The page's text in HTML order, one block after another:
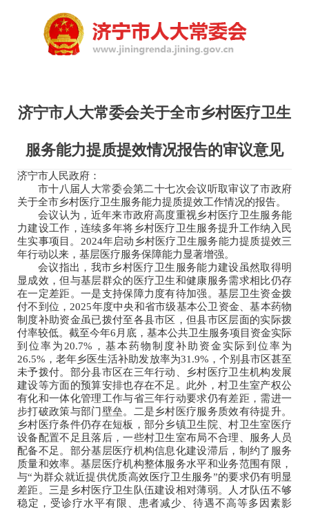
济宁市人大常委会关于全市乡村医疗卫生
服务能力提质提效情况报告的审议意见
济宁市人民政府：
市十八届人大常委会第二十七次会议听取审议了市政府
关于全市乡村医疗卫生服务能力提质提效工作情况的报告。
会议认为，近年来市政府高度重视乡村医疗卫生服务能
力建设工作，连续多年将乡村医疗卫生服务提升工作纳入民
生实事项目。2024年启动乡村医疗卫生服务能力提质提效三
年行动以来，基层医疗服务保障能力显著增强。
会议指出，我市乡村医疗卫生服务能力建设虽然取得明
显成效，但与基层群众的医疗卫生和健康服务需求相比仍存
在一定差距。一是支持保障力度有待加强。基层卫生资金拨
付不到位，2025年度中央和省市级基本公卫资金、基本药物
制度补助资金虽已拨付至各县市区，但县市区层面的实际拨
付率较低。截至今年6月底，基本公共卫生服务项目资金实际
到位率为20.7%，基本药物制度补助资金实际到位率为
26.5%，老年乡医生活补助发放率为31.9%，个别县市区甚至
未予拨付。部分县市区在三年行动、乡村医疗卫生机构发展
建设等方面的预算安排也存在不足。此外，村卫生室产权公
有化和一体化管理工作与省三年行动要求仍有差距，需进一
步打破政策与部门壁垒。二是乡村医疗服务质效有待提升。
乡村医疗条件仍存在短板，部分乡镇卫生院、村卫生室医疗
设备配置不足且落后，一些村卫生室布局不合理、服务人员
配备不足。部分基层医疗机构信息化建设滞后，制约了服务
质量和效率。基层医疗机构整体服务水平和业务范围有限，
与“为群众就近提供优质高效医疗卫生服务”的要求仍有明显
差距。三是乡村医疗卫生队伍建设相对薄弱。人才队伍不够
稳定，受诊疗水平有限、患者减少、待遇不高等多因素影